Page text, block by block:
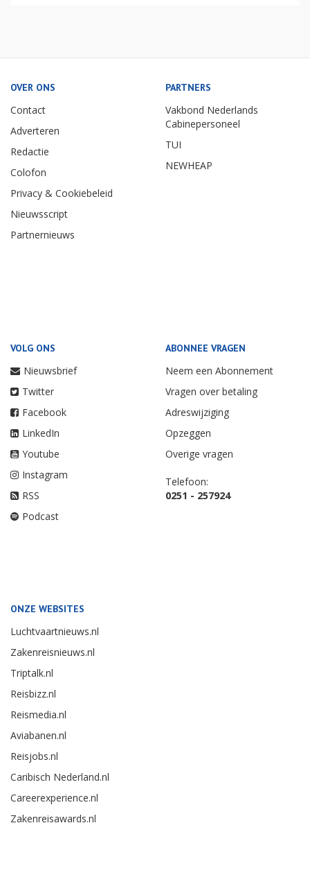
OVER ONS
Contact
Adverteren
Redactie
Colofon
Privacy & Cookiebeleid
Nieuwsscript
Partnernieuws
PARTNERS
Vakbond Nederlands
Cabinepersoneel
TUI
NEWHEAP
VOLG ONS
Nieuwsbrief
Twitter
Facebook
LinkedIn
Youtube
Instagram
RSS
Podcast
ABONNEE VRAGEN
Neem een Abonnement
Vragen over betaling
Adreswijziging
Opzeggen
Overige vragen
Telefoon:
0251 - 257924
ONZE WEBSITES
Luchtvaartnieuws.nl
Zakenreisnieuws.nl
Triptalk.nl
Reisbizz.nl
Reismedia.nl
Aviabanen.nl
Reisjobs.nl
Caribisch Nederland.nl
Careerexperience.nl
Zakenreisawards.nl